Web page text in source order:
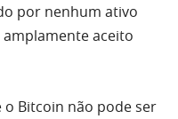
por nenhum ativo
aceito
o Bitcoin não pode ser